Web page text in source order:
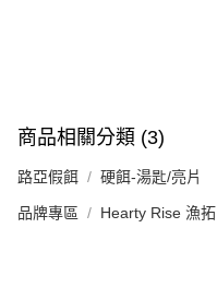
商品相關分類 (3)
路亞假餌 硬餌-湯匙/亮片
品牌專區 Hearty Rise 漁拓